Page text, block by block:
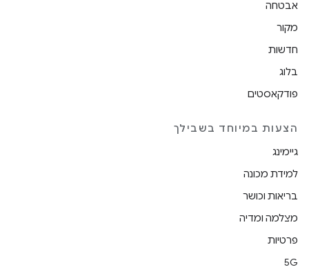
אבטחה
מקור
חדשות
בלוג
פודקאסטים
הצעות במיוחד בשבילך
גיימינג
למידת מכונה
בריאות וכושר
מצלמה ומדיה
פרטיות
5G